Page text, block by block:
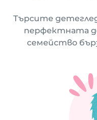
Търсите
перфектната
семейство